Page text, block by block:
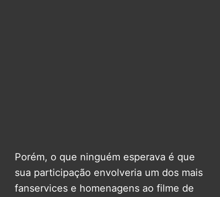
Porém, o que ninguém esperava é que
sua participação envolveria um dos mais
fanservices e homenagens ao filme de